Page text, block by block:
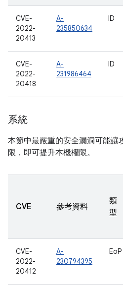
CVE-
2022-
20413
A-
235850634
ID
CVE-
2022-
20418
A-
231986464
ID
系統
本節中最嚴重的安全漏洞可能讓
限，即可提升本機權限。
CVE 參考資料
類
型
CVE-
2022-
20412
A-
230794395
EoP